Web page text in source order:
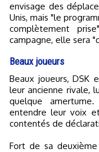
envisage des
Unis, mais "le
complètement
campagne, elle sera
Beaux joueurs
Beaux joueurs, DSK et Laurent Fabius ont aussitôt "félicité"
leur ancienne rivale,
quelque
entendre leur voix
contentés de
Fort de sa